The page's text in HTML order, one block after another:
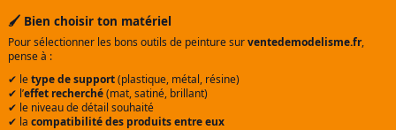
🖌️ Bien choisir ton matériel
Pour sélectionner les bons outils de peinture surventedemodelisme.fr,
pense à :
✔ letype de support(plastique, métal, résine)
✔ l’effet recherché(mat, satiné, brillant)
✔ le niveau de détail souhaité
✔ la compatibilité des produits entre eux